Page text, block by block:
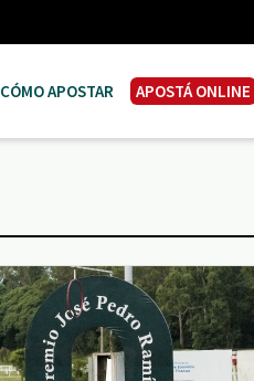
CÓMO APOSTAR APOSTÁ ONLINE